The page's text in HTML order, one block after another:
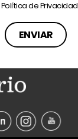
Política de Privacidad